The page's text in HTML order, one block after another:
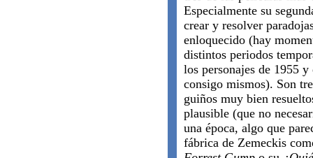
Especialmente su
crear y resolver
enloquecido (hay
distintos periodos
los personajes de 1955
consigo mismos). Son
guiños muy bien
plausible (que no
una época, algo que
fábrica de Zemeckis